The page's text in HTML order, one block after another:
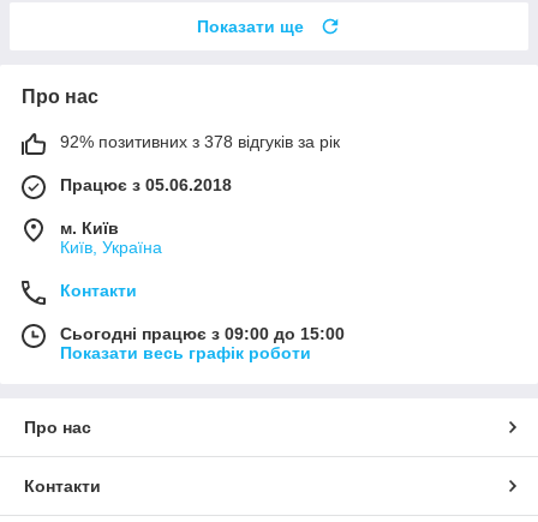
Показати ще
Про нас
92% позитивних з 378 відгуків за рік
Працює з 05.06.2018
м. Київ
Київ, Україна
Контакти
Сьогодні працює з 09:00 до 15:00
Показати весь графік роботи
Про нас
Контакти